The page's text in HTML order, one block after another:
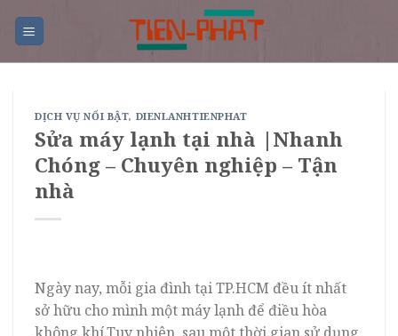
DỊCH VỤ NỔI BẬT, DIENLANHTIENPHAT
Sửa máy lạnh tại nhà |Nhanh
Chóng – Chuyên nghiệp – Tận
nhà
Ngày nay, mỗi gia đình tại TP.HCM đều ít nhất
sở hữu cho mình một máy lạnh để điều hòa
không khí.Tuy nhiên, sau một thời gian sử dụng